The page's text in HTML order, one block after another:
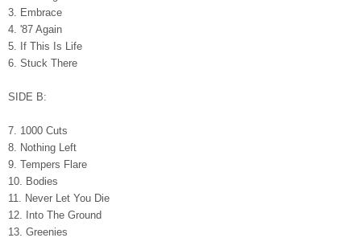
3. Embrace
4. '87 Again
5. If This Is Life
6. Stuck There
SIDE B:
7. 1000 Cuts
8. Nothing Left
9. Tempers Flare
10. Bodies
11. Never Let You Die
12. Into The Ground
13. Greenies